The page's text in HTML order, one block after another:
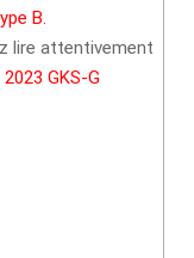
B.
lire attentivement
GKS-G